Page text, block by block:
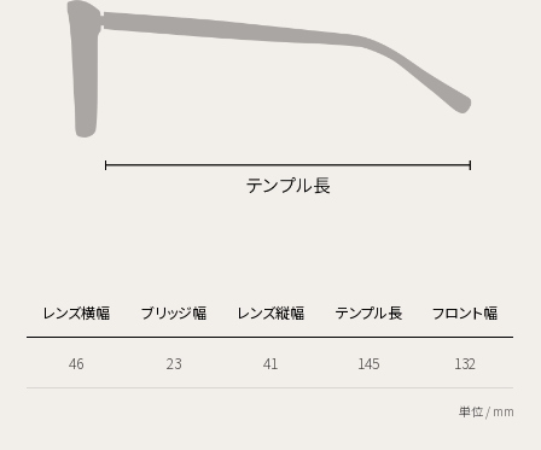
レンズ横幅 ブリッジ幅 レンズ縦幅 テンプル長 フロント幅
46 23 41 145 132
単位 / mm